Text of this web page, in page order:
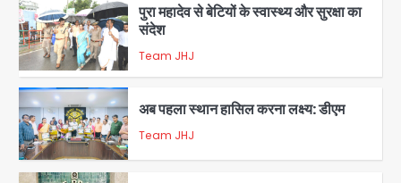
1
पुरा महादेव से बेटियों के स्वास्थ्य और सुरक्षा का
संदेश
Team JHJ
2
अब पहला स्थान हासिल करना लक्ष्य: डीएम
Team JHJ